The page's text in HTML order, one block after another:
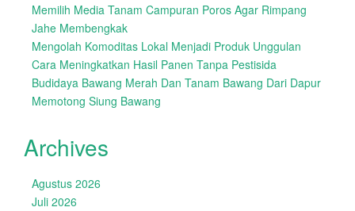
Memilih Media Tanam Campuran Poros Agar Rimpang
Jahe Membengkak
Mengolah Komoditas Lokal Menjadi Produk Unggulan
Cara Meningkatkan Hasil Panen Tanpa Pestisida
Budidaya Bawang Merah Dan Tanam Bawang Dari Dapur
Memotong Siung Bawang
Archives
Agustus 2026
Juli 2026